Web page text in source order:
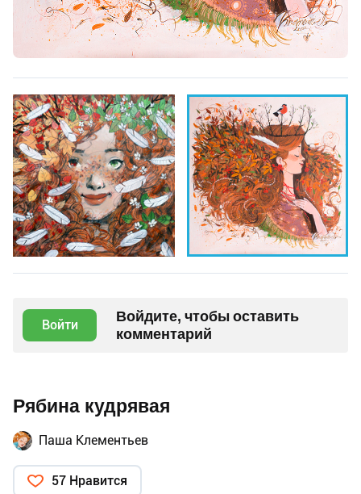
Войти
Войдите, чтобы оставить
комментарий
Рябина кудрявая
Паша Клементьев
57 Нравится